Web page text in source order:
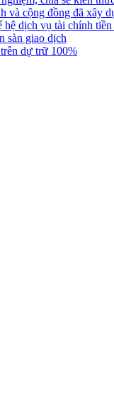
và cộng đồng đã xây
hệ dịch vụ tài chính
sàn giao dịch
dự trữ 100%